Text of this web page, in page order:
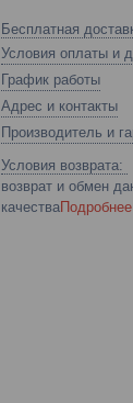
Бесплатная
Условия оплаты и
График работы
Адрес и контакты
Производитель и
возврат и обмен
качестваПодробнее